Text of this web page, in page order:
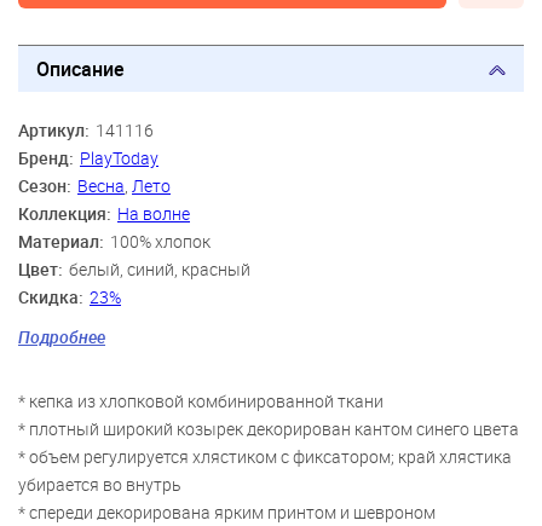
Описание
Артикул: 141116
Бренд: PlayToday
Сезон: Весна, Лето
Коллекция: На волне
Материал: 100% хлопок
Цвет: белый, синий, красный
Скидка: 23%
Мальчики
Возраст: 3 года-4 года, 5 лет-6 лет, 7 лет-8 лет
Подробнее
* кепка из хлопковой комбинированной ткани
* плотный широкий козырек декорирован кантом синего цвета
* объем регулируется хлястиком с фиксатором; край хлястика
убирается во внутрь
* спереди декорирована ярким принтом и шевроном